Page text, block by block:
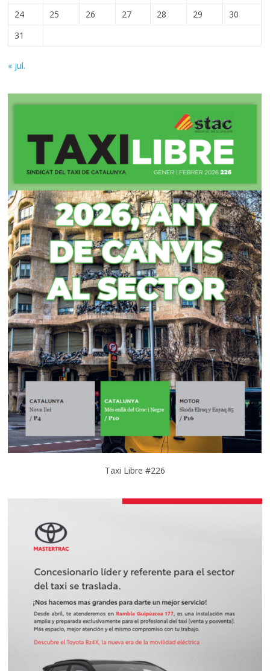
24
25 26 27 28 29
30
31
« jul.
Taxi Libre #226